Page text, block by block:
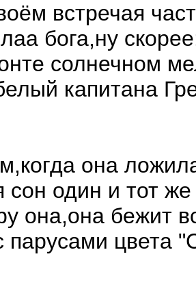
встречая
бога,ну
солнечном
капитана
она
сон один и тот
она,она бежит
парусами цвета